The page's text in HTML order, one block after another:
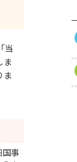
当
ま
ま
事